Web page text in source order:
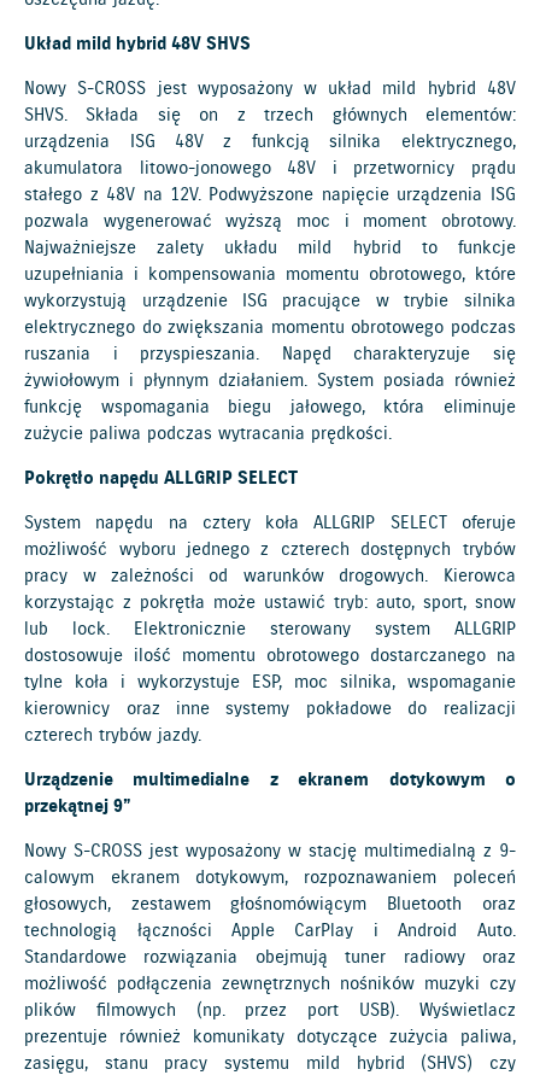
Układ mild hybrid 48V SHVS
Nowy S-CROSS jest wyposażony w układ mild hybrid 48V
SHVS. Składa się on z trzech głównych elementów:
urządzenia ISG 48V z funkcją silnika elektrycznego,
akumulatora litowo-jonowego 48V i przetwornicy prądu
stałego z 48V na 12V. Podwyższone napięcie urządzenia ISG
pozwala wygenerować wyższą moc i moment obrotowy.
Najważniejsze zalety układu mild hybrid to funkcje
uzupełniania i kompensowania momentu obrotowego, które
wykorzystują urządzenie ISG pracujące w trybie silnika
elektrycznego do zwiększania momentu obrotowego podczas
ruszania i przyspieszania. Napęd charakteryzuje się
żywiołowym i płynnym działaniem. System posiada również
funkcję wspomagania biegu jałowego, która eliminuje
zużycie paliwa podczas wytracania prędkości.
Pokrętło napędu ALLGRIP SELECT
System napędu na cztery koła ALLGRIP SELECT oferuje
możliwość wyboru jednego z czterech dostępnych trybów
pracy w zależności od warunków drogowych. Kierowca
korzystając z pokrętła może ustawić tryb: auto, sport, snow
lub lock. Elektronicznie sterowany system ALLGRIP
dostosowuje ilość momentu obrotowego dostarczanego na
tylne koła i wykorzystuje ESP, moc silnika, wspomaganie
kierownicy oraz inne systemy pokładowe do realizacji
czterech trybów jazdy.
Urządzenie multimedialne z ekranem dotykowym o
przekątnej 9”
Nowy S-CROSS jest wyposażony w stację multimedialną z 9-
calowym ekranem dotykowym, rozpoznawaniem poleceń
głosowych, zestawem głośnomówiącym Bluetooth oraz
technologią łączności Apple CarPlay i Android Auto.
Standardowe rozwiązania obejmują tuner radiowy oraz
możliwość podłączenia zewnętrznych nośników muzyki czy
plików filmowych (np. przez port USB). Wyświetlacz
prezentuje również komunikaty dotyczące zużycia paliwa,
zasięgu, stanu pracy systemu mild hybrid (SHVS) czy